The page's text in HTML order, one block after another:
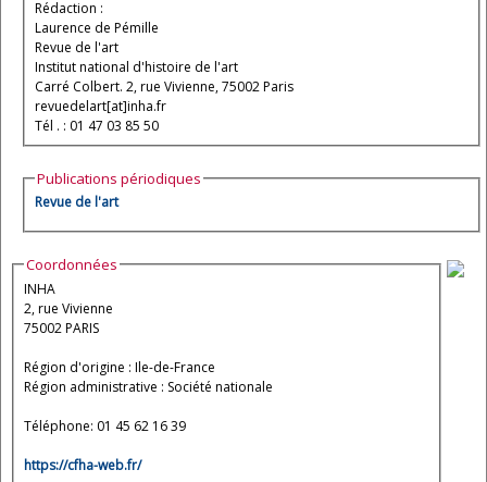
Rédaction :
Laurence de Pémille
Revue de l'art
Institut national d'histoire de l'art
Carré Colbert. 2, rue Vivienne, 75002 Paris
revuedelart[at]inha.fr
Tél . : 01 47 03 85 50
Publications périodiques
Revue de l'art
Coordonnées
INHA
2, rue Vivienne
75002 PARIS
Région d'origine : Ile-de-France
Région administrative : Société nationale
Téléphone: 01 45 62 16 39
https://cfha-web.fr/